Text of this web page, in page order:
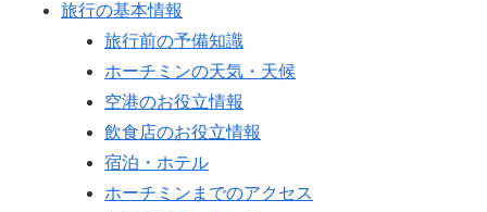
旅行の基本情報
旅行前の予備知識
ホーチミンの天気・天候
空港のお役立情報
飲食店のお役立情報
宿泊・ホテル
ホーチミンまでのアクセス